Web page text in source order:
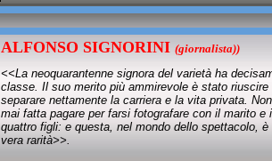
ALFONSO SIGNORINI (giornalista))
<<La neoquarantenne signora del varietà ha
classe. Il suo merito più ammirevole è stato riuscire
separare nettamente la carriera e la vita privata.
mai fatta pagare per farsi fotografare con il marito e i
quattro figli: e questa, nel mondo dello spettacolo, è
vera rarità>>.